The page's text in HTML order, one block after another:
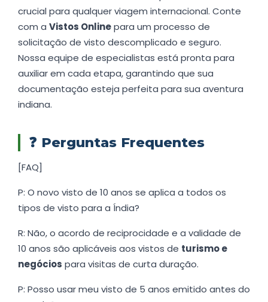
crucial para qualquer viagem internacional. Conte
com a Vistos Onlinepara um processo de
solicitação de visto descomplicado e seguro.
Nossa equipe de especialistas está pronta para
auxiliar em cada etapa, garantindo que sua
documentação esteja perfeita para sua aventura
indiana.
❓ Perguntas Frequentes
[FAQ]
P: O novo visto de 10 anos se aplica a todos os
tipos de visto para a Índia?
R: Não, o acordo de reciprocidade e a validade de
10 anos são aplicáveis aos vistos de turismo e
negócios para visitas de curta duração.
P: Posso usar meu visto de 5 anos emitido antes do